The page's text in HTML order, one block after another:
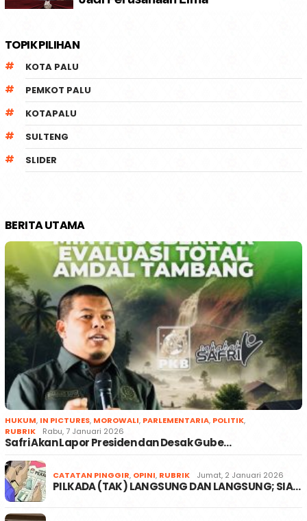
TOPIK PILIHAN
KOTA PALU
PEMKOT PALU
KOTAPALU
SULTENG
SLIDER
BERITA UTAMA
HUKUM, IN PICTURES, MOROWALI, PARLEMENTARIA, POLITIK,
RUBRIK
Rabu, 7 Januari 2026
Safri Akan Lapor Presiden dan Desak Gube…
CATATAN PINGGIR, OPINI, RUBRIK Jumat, 2 Januari 2026
PILKADA (TAK) LANGSUNG DAN LANGSUNG; SIA…